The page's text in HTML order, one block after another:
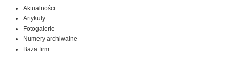
Aktualności
Artykuły
Fotogalerie
Numery archiwalne
Baza firm